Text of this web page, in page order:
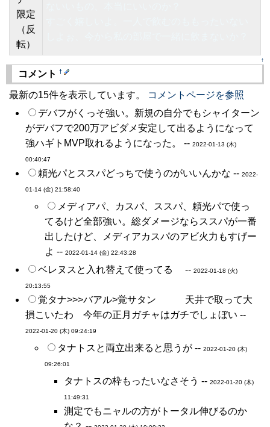
限定
（反
転）
↑
コメント †
最新の15件を表示しています。
コメントページを参照
デバフがくっそ強い。新規の自分でもシャイターン
がデバフで200万アビダメ安定して出るようになって
強ハギトMVP取れるようになった。 -- 2022-01-13 (木)
00:40:47
頼光パとススパどっちで使うのがいいんかな -- 2022-
01-14 (金) 21:58:40
メディアパ、カスパ、ススパ、頼光パで使っ
てるけど全部強い。総ダメージならススパが一番
出したけど、メディアカスパのアビ火力もすげー
よ -- 2022-01-14 (金) 22:43:28
ベレヌスと入れ替えて使ってる -- 2022-01-18 (火)
20:13:55
覚タナ>>>バアル>覚サタン 天井で取って大
損こいたわ 今年の正月ガチャはガチでしょぼい --
2022-01-20 (木) 09:24:19
タナトスと両立出来ると思うが -- 2022-01-20 (木)
09:26:01
タナトスの枠もったいなさそう -- 2022-01-20 (木)
11:49:31
測定でもニャルの方がトータル伸びるのか